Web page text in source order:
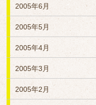
2005年6月
2005年5月
2005年4月
2005年3月
2005年2月